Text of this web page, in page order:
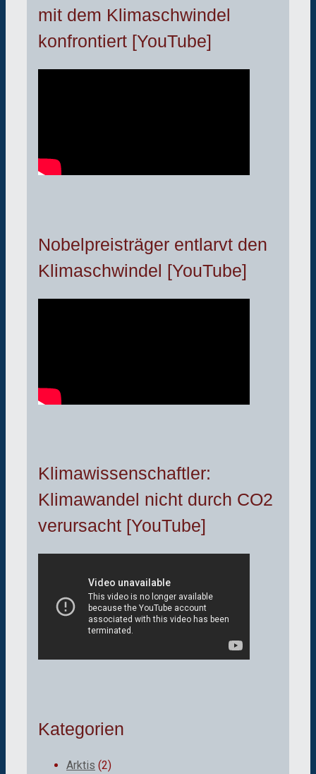
mit dem Klimaschwindel
konfrontiert [YouTube]
Nobelpreisträger entlarvt den
Klimaschwindel [YouTube]
Klimawissenschaftler:
Klimawandel nicht durch CO2
verursacht [YouTube]
Kategorien
Arktis (2)